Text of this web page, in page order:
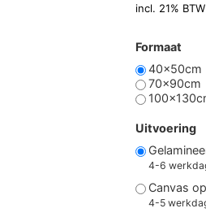
Formaat
40x50cm
70x90cm
Uitvoering
4-6
Canvas
4-5
incl. 21% BTW